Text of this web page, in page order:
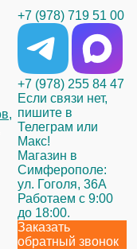
+7 (978) 719 51 00
+7 (978) 255 84 47
Если связи нет,
пишите в
Телеграм или
Макс!
Магазин в
Симферополе:
ул. Гоголя, 36А
Работаем с 9:00
до 18:00.
Заказать
обратный звонок